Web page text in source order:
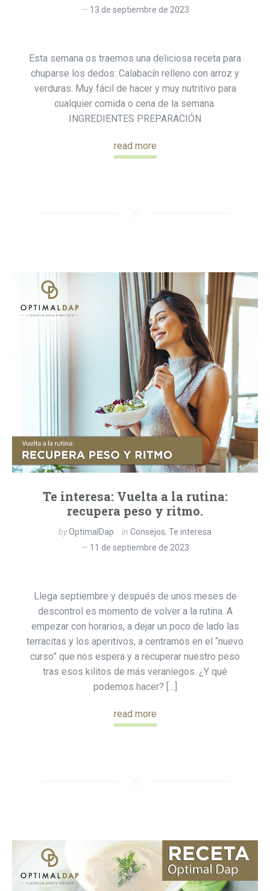
13 de septiembre de 2023
Esta semana os traemos una deliciosa receta para
chuparse los dedos: Calabacín relleno con arroz y
verduras. Muy fácil de hacer y muy nutritivo para
cualquier comida o cena de la semana.
INGREDIENTES PREPARACIÓN
read more
Te interesa: Vuelta a la rutina:
recupera peso y ritmo.
byOptimalDap in Consejos, Te interesa
11 de septiembre de 2023
Llega septiembre y después de unos meses de
descontrol es momento de volver a la rutina. A
empezar con horarios, a dejar un poco de lado las
terracitas y los aperitivos, a centrarnos en el “nuevo
curso” que nos espera y a recuperar nuestro peso
tras esos kilitos de más veraniegos. ¿Y qué
podemos hacer? […]
read more